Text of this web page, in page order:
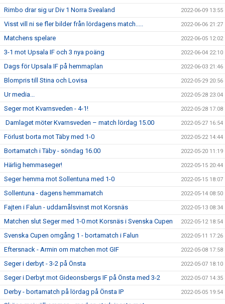
Rimbo drar sig ur Div 1 Norra Svealand 2022-06-09 13:55
Visst vill ni se fler bilder från lördagens match..... 2022-06-06 21:27
Matchens spelare 2022-06-05 12:02
3-1 mot Upsala IF och 3 nya poäng 2022-06-04 22:10
Dags för Upsala IF på hemmaplan 2022-06-03 21:46
Blompris till Stina och Lovisa 2022-05-29 20:56
Ur media... 2022-05-28 23:04
Seger mot Kvarnsveden - 4-1! 2022-05-28 17:08
Damlaget möter Kvarnsveden – match lördag 15.00 2022-05-27 16:54
Förlust borta mot Täby med 1-0 2022-05-22 14:44
Bortamatch i Täby - söndag 16.00 2022-05-20 11:19
Härlig hemmaseger! 2022-05-15 20:44
Seger hemma mot Sollentuna med 1-0 2022-05-15 18:07
Sollentuna - dagens hemmamatch 2022-05-14 08:50
Fajten i Falun - uddamålsvinst mot Korsnäs 2022-05-13 08:34
Matchen slut Seger med 1-0 mot Korsnäs i Svenska Cupen 2022-05-12 18:54
Svenska Cupen omgång 1 - bortamatch i Falun 2022-05-11 17:26
Eftersnack - Armin om matchen mot GIF 2022-05-08 17:58
Seger i derbyt - 3-2 på Önsta 2022-05-07 18:10
Seger i Derbyt mot Gideonsbergs IF på Önsta med 3-2 2022-05-07 14:35
Derby - bortamatch på lördag på Önsta IP 2022-05-05 19:54